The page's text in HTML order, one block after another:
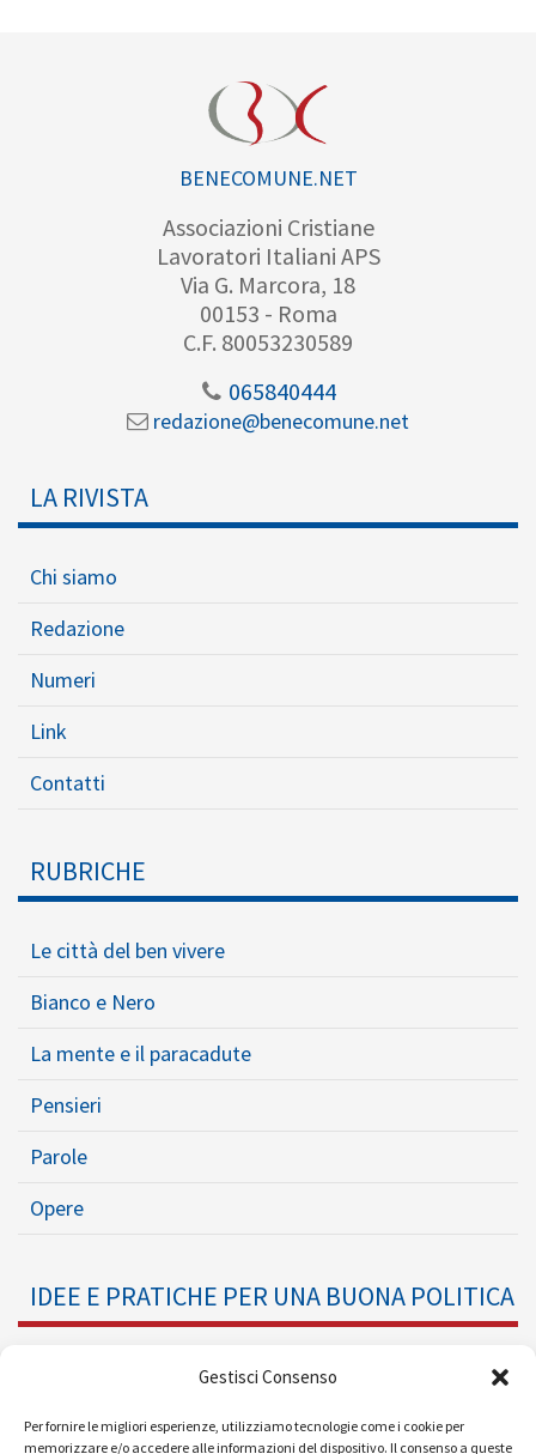
Gestisci Consenso
Per fornire le migliori esperienze, utilizziamo tecnologie come i cookie per
memorizzare e/o accedere alle informazioni del dispositivo. Il consenso a queste
BENECOMUNE.NET
Associazioni Cristiane
Lavoratori Italiani APS
Via G. Marcora, 18
00153 - Roma
C.F. 80053230589
065840444
redazione@benecomune.net
LA RIVISTA
Chi siamo
Redazione
Numeri
Link
Contatti
RUBRICHE
Le città del ben vivere
Bianco e Nero
La mente e il paracadute
Pensieri
Parole
Opere
IDEE E PRATICHE PER UNA BUONA POLITICA
Formazione Politica